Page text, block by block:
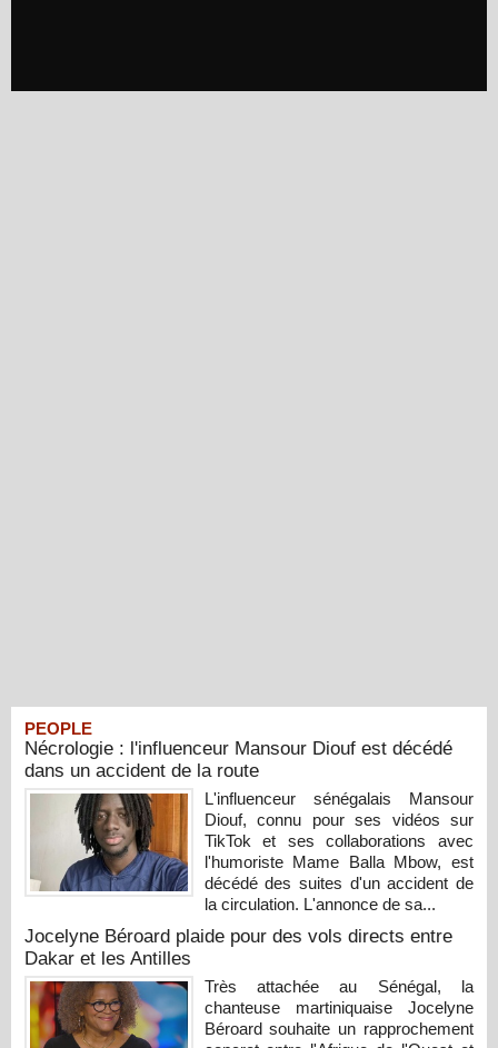
PEOPLE
Nécrologie : l'influenceur Mansour Diouf est décédé
dans un accident de la route
L'influenceur sénégalais Mansour
Diouf, connu pour ses vidéos sur
TikTok et ses collaborations avec
l'humoriste Mame Balla Mbow, est
décédé des suites d'un accident de
la circulation. L'annonce de sa...
Jocelyne Béroard plaide pour des vols directs entre
Dakar et les Antilles
Très attachée au Sénégal, la
chanteuse martiniquaise Jocelyne
Béroard souhaite un rapprochement